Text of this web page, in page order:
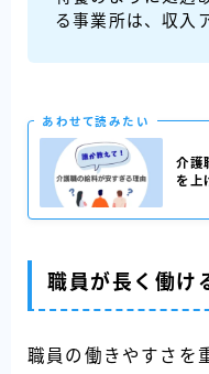
る事業所は、収入
あわせて読みたい
介護
を上
職員が長く働け
職員の働きやすさを